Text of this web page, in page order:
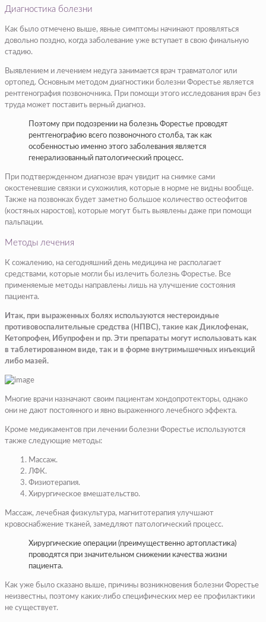
Диагностика болезни
Как было отмечено выше, явные симптомы начинают проявляться
довольно поздно, когда заболевание уже вступает в свою финальную
стадию.
Выявлением и лечением недуга занимается врач травматолог или
ортопед. Основным методом диагностики болезни Форестье является
рентгенография позвоночника. При помощи этого исследования врач без
труда может поставить верный диагноз.
Поэтому при подозрении на болезнь Форестье проводят
рентгенографию всего позвоночного столба, так как
особенностью именно этого заболевания является
генерализованный патологический процесс.
При подтвержденном диагнозе врач увидит на снимке сами
окостеневшие связки и сухожилия, которые в норме не видны вообще.
Также на позвонках будет заметно большое количество остеофитов
(костяных наростов), которые могут быть выявлены даже при помощи
пальпации.
Методы лечения
К сожалению, на сегодняшний день медицина не располагает
средствами, которые могли бы излечить болезнь Форестье. Все
применяемые методы направлены лишь на улучшение состояния
пациента.
Итак, при выраженных болях используются нестероидные
противовоспалительные средства (НПВС), такие как Диклофенак,
Кетопрофен, Ибупрофен и пр. Эти препараты могут использовать как
в таблетированном виде, так и в форме внутримышечных инъекций
либо мазей.
Многие врачи назначают своим пациентам хондопротекторы, однако
они не дают постоянного и явно выраженного лечебного эффекта.
Кроме медикаментов при лечении болезни Форестье используются
также следующие методы:
Массаж.
ЛФК.
Физиотерапия.
Хирургическое вмешательство.
Массаж, лечебная физкультура, магнитотерапия улучшают
кровоснабжение тканей, замедляют патологический процесс.
Хирургические операции (преимущественно артопластика)
проводятся при значительном снижении качества жизни
пациента.
Как уже было сказано выше, причины возникновения болезни Форестье
неизвестны, поэтому каких-либо специфических мер ее профилактики
не существует.